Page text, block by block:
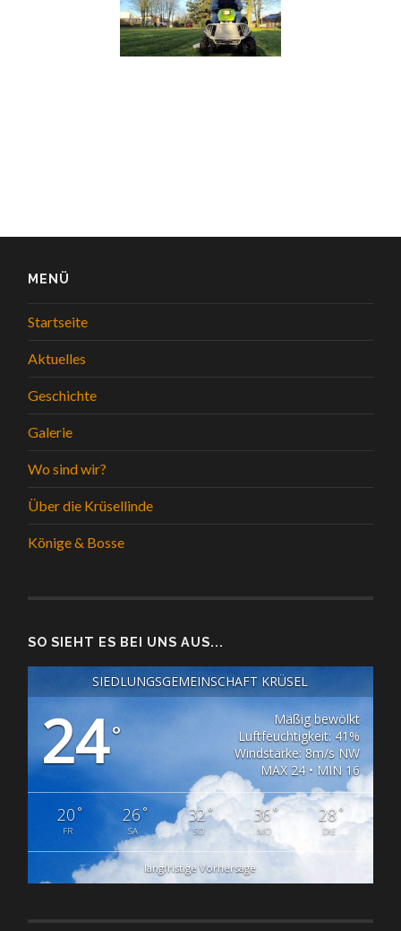
MENÜ
Startseite
Aktuelles
Geschichte
Galerie
Wo sind wir?
Über die Krüsellinde
Könige & Bosse
SO SIEHT ES BEI UNS AUS...
SIEDLUNGSGEMEINSCHAFT KRÜSEL
24°
Mäßig bewölkt
Luftfeuchtigkeit: 41%
Windstärke: 8m/s NW
MAX 24 • MIN 16
20°
FR
26°
SA
32°
SO
36°
MO
28°
DIE
langfristige Vorhersage